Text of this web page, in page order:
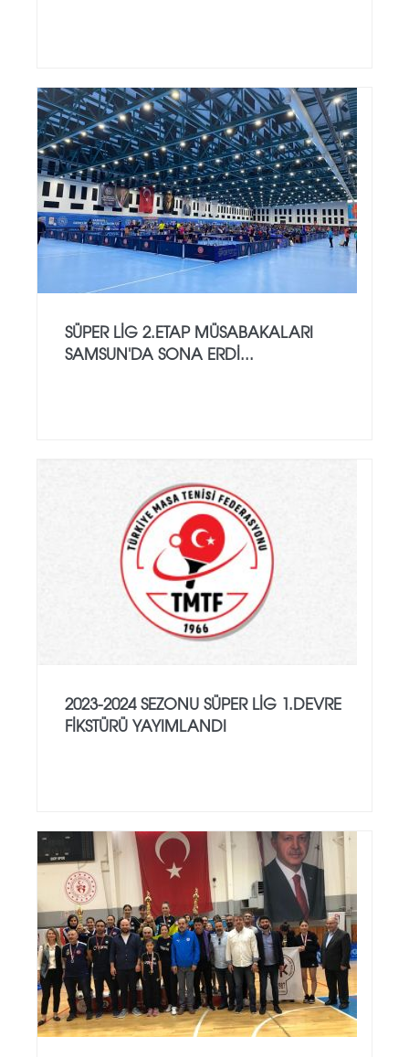
SÜPER LİG 2.ETAP MÜSABAKALARI
SAMSUN'DA SONA ERDİ...
2023-2024 SEZONU SÜPER LIG 1.DEVRE
FIKSTÜRÜ YAYIMLANDI